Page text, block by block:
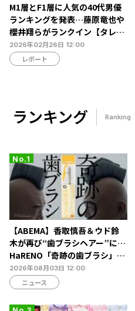
M1層とF1層に人気の40代男優
ランキングを発表…藤原竜也や
櫻井翔らがランクイン【タレン
トパワーランキング】
2026年02月26日 12:00
レポート
ランキング Ranking
【ABEMA】香取慎吾＆ウド鈴
木が再び“歯ブラシヘアー”に…
HaRENO「奇跡の歯ブラシ」新
TVCMの放映開始
2026年08月03日 12:00
ニュース